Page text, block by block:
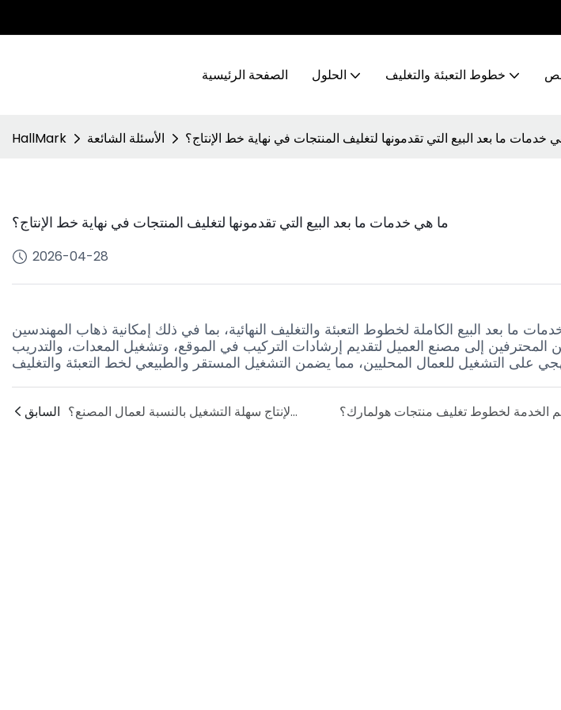
الصفحة الرئيسية الحلول خطوط التعبئة والتغليف
HallMark الأسئلة الشائعة خدمات ما بعد البيع التي تقدمونها لتغليف المنتجات في نهاية خط الإنتاج؟
ما هي خدمات ما بعد البيع التي تقدمونها لتغليف المنتجات في نهاية خط الإنتاج؟
2026-04-28
ما بعد البيع الكاملة لخطوط التعبئة والتغليف النهائية، بما في ذلك إمكانية ذهاب المهندسين
المحترفين إلى مصنع العميل لتقديم إرشادات التركيب في الموقع، وتشغيل المعدات، والتدريب
السابق هل آلة التعبئة والتغليف في نهاية خط الإنتاج سهلة التشغيل بالنسبة لعمال المصنع؟